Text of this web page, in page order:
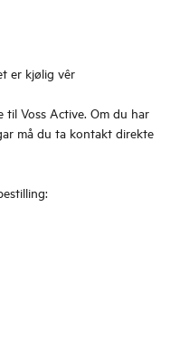
er kjølig vêr
Voss Active. Om du har
må du ta kontakt direkte